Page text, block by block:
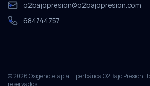
o2bajopresion@o2bajopresion.com
684744757
©2026Oxigenoterapia Hiperbárica O2 Bajo Presión.
reservados.